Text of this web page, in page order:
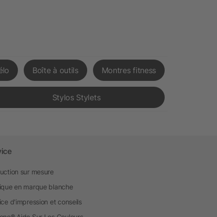
Boîte à outils Montres fitness
Stylos Stylets
sur mesure
en marque blanche
d'impression et conseils